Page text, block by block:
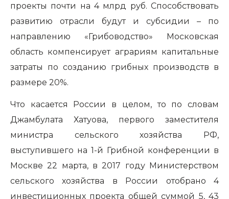
проекты почти на 4 млрд руб. Способствовать
развитию отрасли будут и субсидии – по
направлению «Грибоводство» Московская
область компенсирует аграриям капитальные
затраты по созданию грибных производств в
размере 20%.
Что касается России в целом, то по словам
Джамбулата Хатуова, первого заместителя
министра сельского хозяйства РФ,
выступившего на 1-й Грибной конференции в
Москве 22 марта, в 2017 году Министерством
сельского хозяйства в России отобрано 4
инвестиционных проекта общей суммой 5, 43